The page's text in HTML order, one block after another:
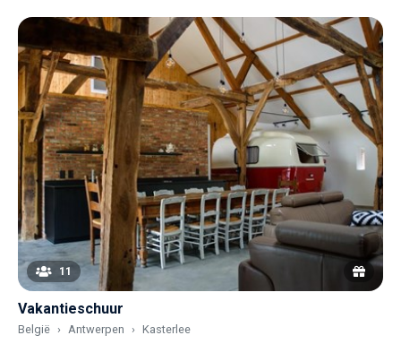
11
Vakantieschuur
België Antwerpen Kasterlee